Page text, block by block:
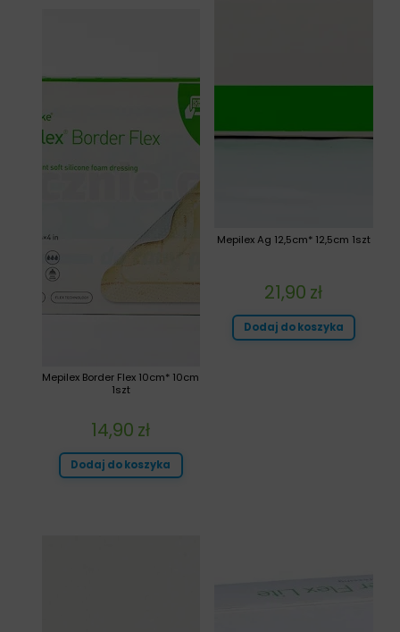
Mepilex Ag 12,5cm* 12,5cm 1szt
21,90 zł
Dodaj do koszyka
Mepilex Border Flex 10cm* 10cm
1szt
14,90 zł
Dodaj do koszyka